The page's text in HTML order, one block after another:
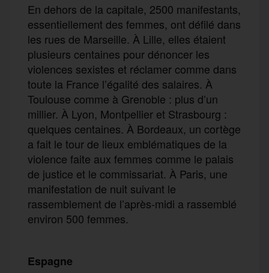
En dehors de la capitale, 2500 manifestants,
essentiellement des femmes, ont défilé dans
les rues de Marseille. À Lille, elles étaient
plusieurs centaines pour dénoncer les
violences sexistes et réclamer comme dans
toute la France l’égalité des salaires. À
Toulouse comme à Grenoble : plus d’un
millier. À Lyon, Montpellier et Strasbourg :
quelques centaines. À Bordeaux, un cortège
a fait le tour de lieux emblématiques de la
violence faite aux femmes comme le palais
de justice et le commissariat. À Paris, une
manifestation de nuit suivant le
rassemblement de l’après-midi a rassemblé
environ 500 femmes.
Espagne